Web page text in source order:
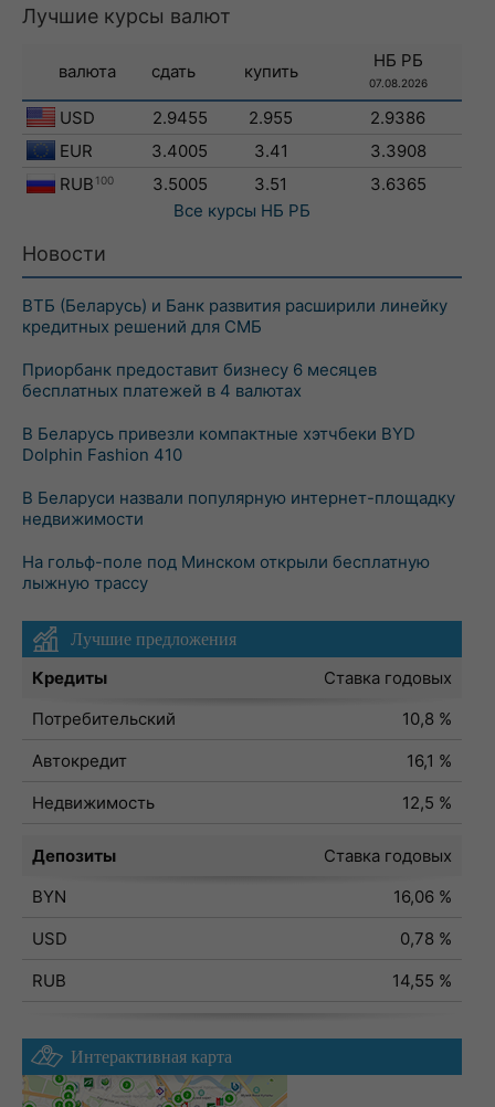
Лучшие курсы валют
валюта сдать купить
НБ РБ
07.08.2026
USD 2.9455 2.955
2.9386
EUR
3.4005 3.41
3.3908
RUB 100 3.5005 3.51
3.6365
Все курсы НБ РБ
Новости
ВТБ (Беларусь) и Банк развития расширили линейку
кредитных решений для СМБ
Приорбанк предоставит бизнесу 6 месяцев
бесплатных платежей в 4 валютах
В Беларусь привезли компактные хэтчбеки BYD
Dolphin Fashion 410
В Беларуси назвали популярную интернет-площадку
недвижимости
На гольф-поле под Минском открыли бесплатную
лыжную трассу
Лучшие предложения
Кредиты
Ставка годовых
Потребительский
10,8 %
Автокредит
16,1 %
Недвижимость
12,5 %
Депозиты
Ставка годовых
BYN
16,06 %
USD
0,78 %
RUB
14,55 %
Интерактивная карта